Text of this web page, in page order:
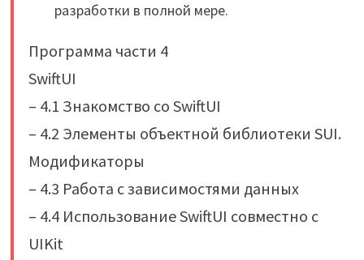
разработки в полной мере.
Программа части 4
SwiftUI
– 4.1 Знакомство со SwiftUI
– 4.2 Элементы объектной библиотеки SUI.
Модификаторы
– 4.3 Работа с зависимостями данных
– 4.4 Использование SwiftUI совместно с
UIKit